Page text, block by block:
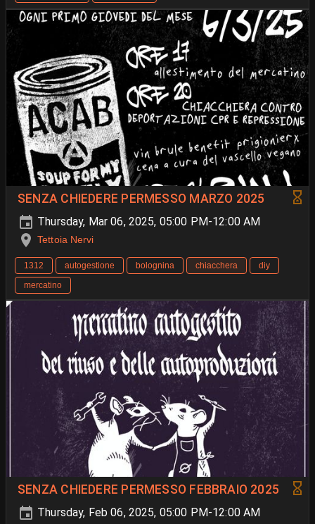
SENZA CHIEDERE PERMESSO MARZO 2025
Thursday, Mar 06, 2025, 05:00 PM-12:00 AM
Tettoia Nervi
1312 autogestione bolognina chiacchera
diy
mercatino
SENZA CHIEDERE PERMESSO FEBBRAIO 2025
Thursday, Feb 06, 2025, 05:00 PM-12:00 AM